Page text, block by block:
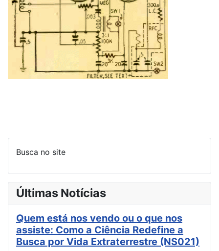
Busca no site
Últimas Notícias
Quem está nos vendo ou o que nos
assiste: Como a Ciência Redefine a
Busca por Vida Extraterrestre (NS021)